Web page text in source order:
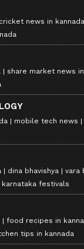
cricket news in kannada
share market news
mobile tech news
dina bhavishya
vara
karnataka festivals
food recipes in
tips in kannada